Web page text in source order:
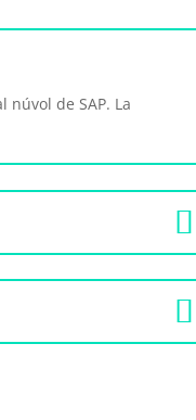
núvol de SAP. La